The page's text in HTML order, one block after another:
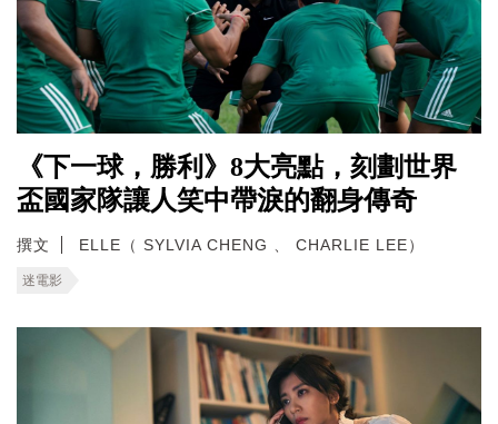
《下一球，勝利》8大亮點，刻劃世界
盃國家隊讓人笑中帶淚的翻身傳奇
撰文 ELLE（ SYLVIA CHENG 、 CHARLIE LEE）
迷電影